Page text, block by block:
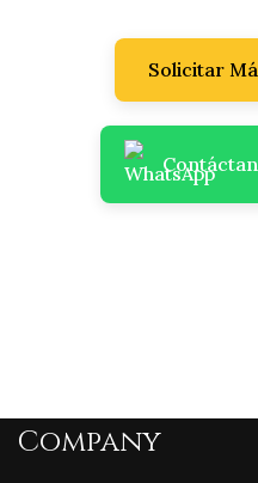
Solicitar
Company